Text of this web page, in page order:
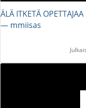
ÄLÄ ITKETÄ OPETTAJAA
― mmiisas